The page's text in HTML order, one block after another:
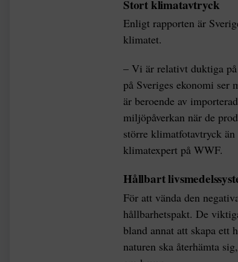
Stort klimatavtryck
Enligt rapporten är
klimatet.
– Vi är relativt duktiga
på Sveriges ekonomi ser
är beroende av
miljöpåverkan när de
större klimatfotavtryck än
klimatexpert på WWF.
Hållbart
För att vända den
hållbarhetspakt. De
bland annat att skapa ett
naturen ska återhämta